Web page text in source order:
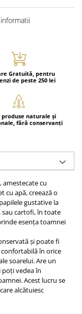
Gratuită, pentru
de peste 250 lei
produse naturale și
fără conservanți
cu
cu apă, creează o
gustative la
sau cartofi, în toate
esența toamnei
și poate fi
în orice
soarelui. Are un
vedea în
Acest lucru se
alcătuiesc